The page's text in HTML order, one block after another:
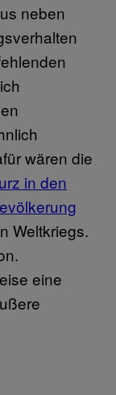
neben
wären die
in den
Weltkriegs.
eine